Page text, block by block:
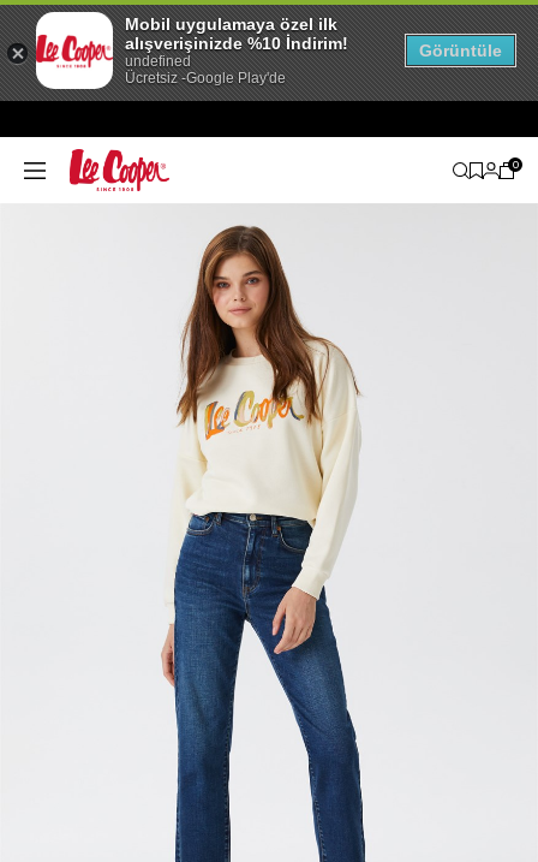
0
Mobil uygulamaya özel ilk
alışverişinizde %10 İndirim!
undefined
Ücretsiz -Google Play'de
Görüntüle